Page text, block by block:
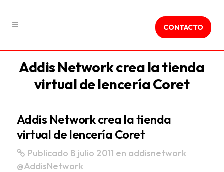
CONTACTO
Addis Network crea la tienda
virtual de lencería Coret
Addis Network crea la tienda
virtual de lencería Coret
Publicado 8 julio 2011 en addisnetwork
@AddisNetwork